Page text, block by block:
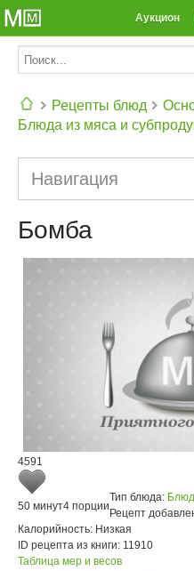
Аукцион
Рецепты блюд
Блюда из мяса и
Навигация
Бомба
4591
50 минут4 порции
Тип блюда:
Рецепт
Калорийность: Низкая
ID рецепта из книги: 11910
Таблица мер и весов